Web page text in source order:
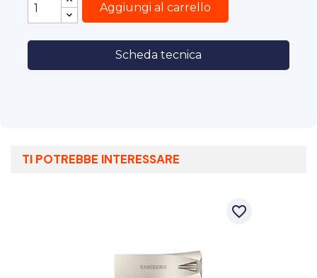
Aggiungi al carrello
Scheda tecnica
TI POTREBBE INTERESSARE
favorite_border